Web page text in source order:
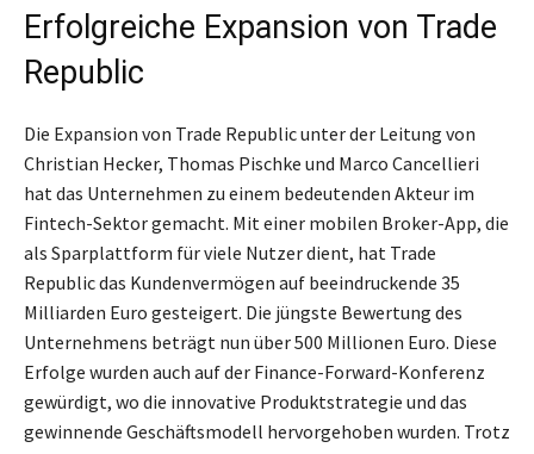
Erfolgreiche Expansion von Trade
Republic
Die Expansion von Trade Republic unter der Leitung von
Christian Hecker, Thomas Pischke und Marco Cancellieri
hat das Unternehmen zu einem bedeutenden Akteur im
Fintech-Sektor gemacht. Mit einer mobilen Broker-App, die
als Sparplattform für viele Nutzer dient, hat Trade
Republic das Kundenvermögen auf beeindruckende 35
Milliarden Euro gesteigert. Die jüngste Bewertung des
Unternehmens beträgt nun über 500 Millionen Euro. Diese
Erfolge wurden auch auf der Finance-Forward-Konferenz
gewürdigt, wo die innovative Produktstrategie und das
gewinnende Geschäftsmodell hervorgehoben wurden. Trotz